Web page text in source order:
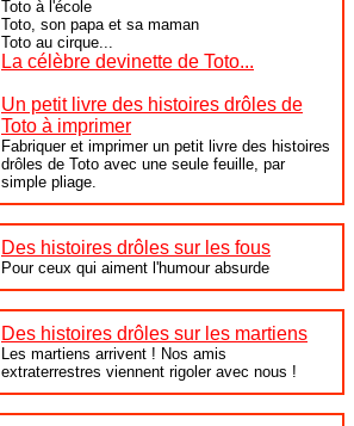
Toto à l'école
Toto, son papa et sa maman
Toto au cirque...
La célèbre devinette de Toto...
Un petit livre des histoires drôles de
Toto à imprimer
Fabriquer et imprimer un petit livre des histoires
drôles de Toto avec une seule feuille, par
simple pliage.
Des histoires drôles sur les fous
Pour ceux qui aiment l'humour absurde
Des histoires drôles sur les martiens
Les martiens arrivent ! Nos amis
extraterrestres viennent rigoler avec nous !